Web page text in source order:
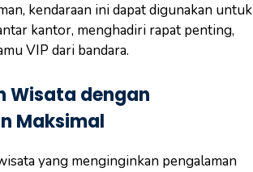
kendaraan ini dapat digunakan untuk
kantor, menghadiri rapat penting,
VIP dari bandara.
Wisata dengan
Maksimal
yang menginginkan pengalaman